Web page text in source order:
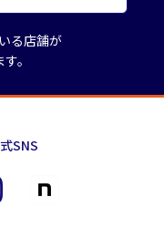
る店舗が
。
SNS